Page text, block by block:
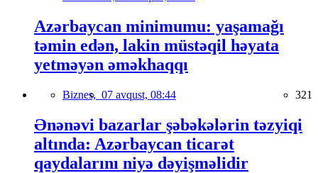
Azərbaycan minimumu: yaşamağı
təmin edən, lakin müstəqil həyata
yetməyən əməkhaqqı
Biznes, 07 avqust, 08:44 321
Ənənəvi bazarlar şəbəkələrin təzyiqi
altında: Azərbaycan ticarət
qaydalarını niyə dəyişməlidir